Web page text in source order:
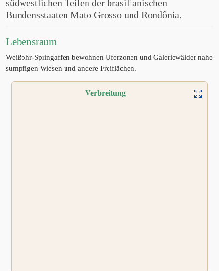
südwestlichen Teilen der brasilianischen
Bundensstaaten Mato Grosso und Rondônia.
Lebensraum
Weißohr-Springaffen bewohnen Uferzonen und Galeriewälder nahe
sumpfigen Wiesen und andere Freiflächen.
Verbreitung